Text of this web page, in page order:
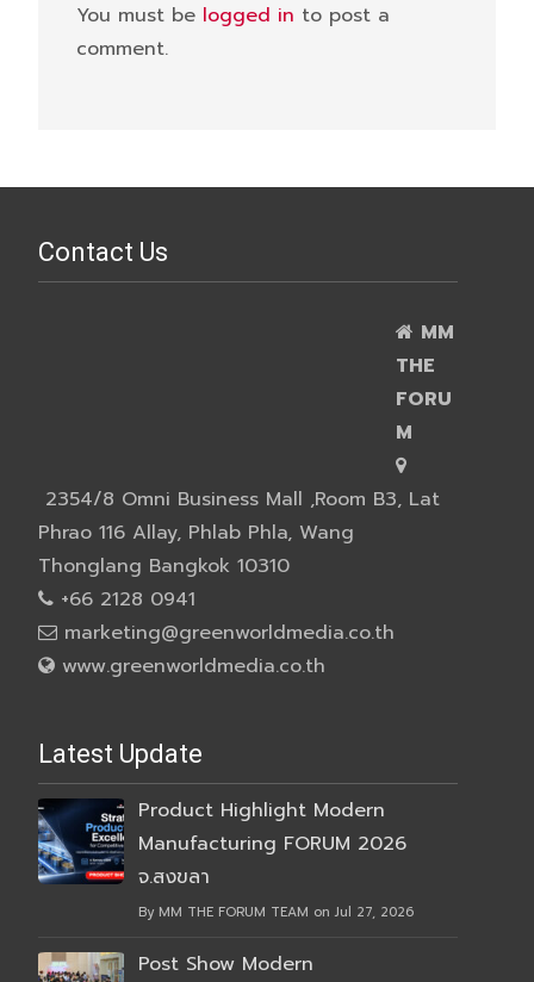
You must be logged in to post a
comment.
Contact Us
MM
THE
FORU
M
2354/8 Omni Business Mall ,Room B3, Lat
Phrao 116 Allay, Phlab Phla, Wang
Thonglang Bangkok 10310
+66 2128 0941
marketing@greenworldmedia.co.th
www.greenworldmedia.co.th
Latest Update
Product Highlight Modern
Manufacturing FORUM 2026
จ.สงขลา
By MM THE FORUM TEAM on Jul 27, 2026
Post Show Modern